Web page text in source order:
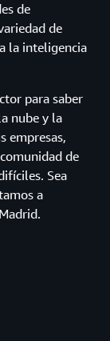
de
de
la inteligencia
para saber
nube y la
empresas,
de
Sea
a